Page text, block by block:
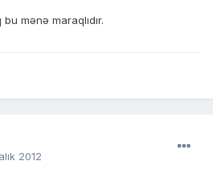
mənə maraqlıdır.
2012